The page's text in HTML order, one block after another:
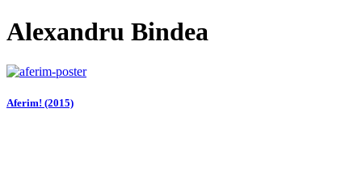
Alexandru Bindea
Aferim! (2015)